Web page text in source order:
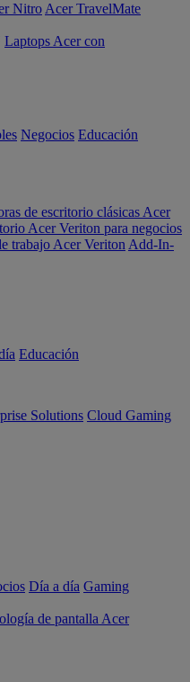
Nitro Acer TravelMate
Laptops Acer con
Negocios Educación
de escritorio clásicas Acer
Acer Veriton para negocios
trabajo Acer Veriton Add-In-
Educación
Solutions Cloud Gaming
Día a día Gaming
de pantalla Acer